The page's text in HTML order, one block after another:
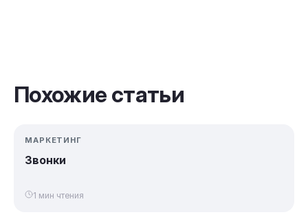
Похожие статьи
МАРКЕТИНГ
Звонки
1 мин чтения